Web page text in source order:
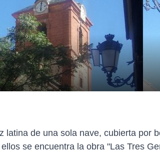
de una sola nave, cubierta por
se encuentra la obra "Las Tres